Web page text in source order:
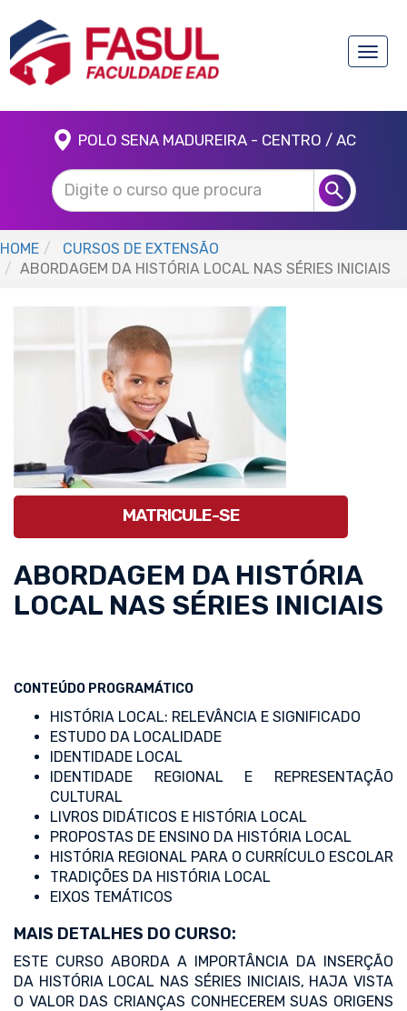
Toggle
POLO SENA MADUREIRA - CENTRO / AC
HOME
CURSOS DE EXTENSÃO
ABORDAGEM DA HISTÓRIA LOCAL NAS SÉRIES INICIAIS
MATRICULE-SE
ABORDAGEM DA HISTÓRIA
LOCAL NAS SÉRIES INICIAIS
CONTEÚDO PROGRAMÁTICO
HISTÓRIA LOCAL: RELEVÂNCIA E SIGNIFICADO
ESTUDO DA LOCALIDADE
IDENTIDADE LOCAL
IDENTIDADE REGIONAL E REPRESENTAÇÃO
CULTURAL
LIVROS DIDÁTICOS E HISTÓRIA LOCAL
PROPOSTAS DE ENSINO DA HISTÓRIA LOCAL
HISTÓRIA REGIONAL PARA O CURRÍCULO ESCOLAR
TRADIÇÕES DA HISTÓRIA LOCAL
EIXOS TEMÁTICOS
MAIS DETALHES DO CURSO:
ESTE CURSO ABORDA A IMPORTÂNCIA DA INSERÇÃO
DA HISTÓRIA LOCAL NAS SÉRIES INICIAIS, HAJA VISTA
O VALOR DAS CRIANÇAS CONHECEREM SUAS ORIGENS